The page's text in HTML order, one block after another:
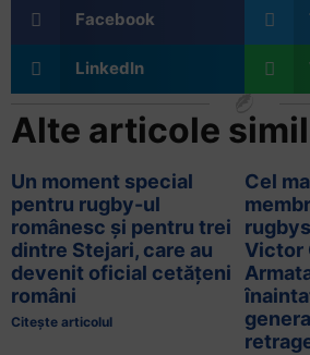
Facebook
LinkedIn
Alte articole
Un moment special
pentru rugby-ul
românesc și pentru trei
dintre Stejari, care au
devenit oficial cetățeni
români
Citește articolul
Cel
Victor